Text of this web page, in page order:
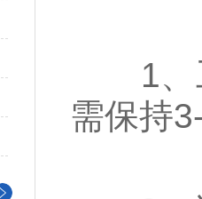
1、工
需保持